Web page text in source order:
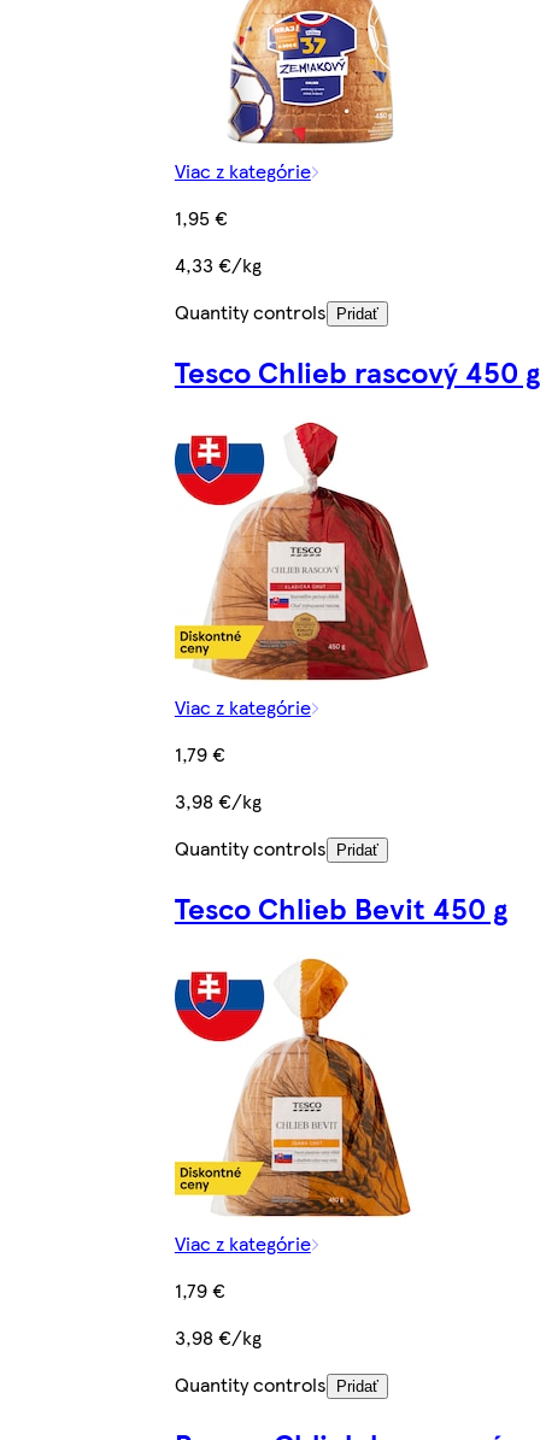
Viac z kategórie
1,95 €
4,33 €/kg
Quantity controls
Pridať
Tesco Chlieb rascový 450 g
Viac z kategórie
1,79 €
3,98 €/kg
Quantity controls
Pridať
Tesco Chlieb Bevit 450 g
Viac z kategórie
1,79 €
3,98 €/kg
Quantity controls
Pridať